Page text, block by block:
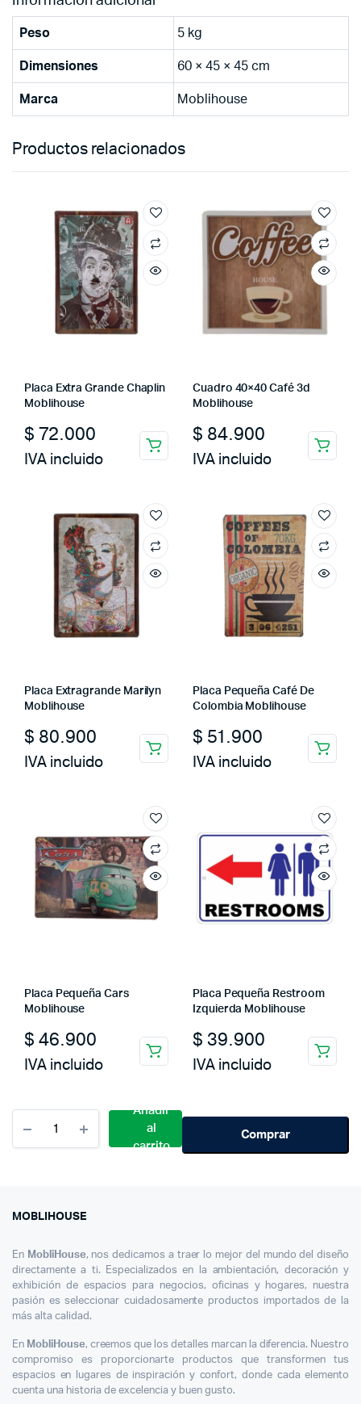
Peso 5 kg
Dimensiones 60 × 45 × 45 cm
Marca Moblihouse
Productos relacionados
Placa Extra Grande Chaplin
Moblihouse
$ 72.000
IVA incluido
Cuadro 40×40 Café 3d
Moblihouse
$ 84.900
IVA incluido
Placa Extragrande Marilyn
Moblihouse
$ 80.900
IVA incluido
Placa Pequeña Café De
Colombia Moblihouse
$ 51.900
IVA incluido
Placa Pequeña Cars
Moblihouse
$ 46.900
IVA incluido
Placa Pequeña Restroom
Izquierda Moblihouse
$ 39.900
IVA incluido
Placas
Auto
Añadir
al
carrito
Comprar
MOBLIHOUSE
En MobliHouse, nos dedicamos a traer lo mejor del mundo del diseño
directamente a ti. Especializados en la ambientación, decoración y
exhibición de espacios para negocios, oficinas y hogares, nuestra
pasión es seleccionar cuidadosamente productos importados de la
más alta calidad.
En MobliHouse, creemos que los detalles marcan la diferencia. Nuestro
compromiso es proporcionarte productos que transformen tus
espacios en lugares de inspiración y confort, donde cada elemento
cuenta una historia de excelencia y buen gusto.